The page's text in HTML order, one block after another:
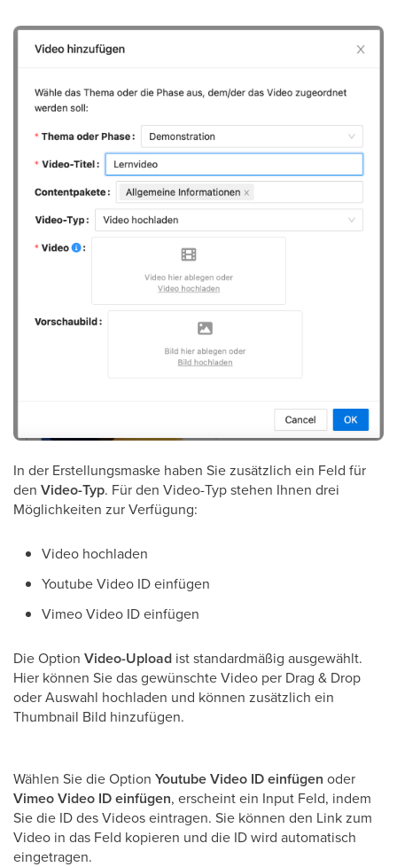
In der Erstellungsmaske haben Sie zusätzlich ein Feld für
den Video-Typ. Für den Video-Typ stehen Ihnen drei
Möglichkeiten zur Verfügung:
Video hochladen
Youtube Video ID einfügen
Vimeo Video ID einfügen
Die Option Video-Upload ist standardmäßig ausgewählt.
Hier können Sie das gewünschte Video per Drag & Drop
oder Auswahl hochladen und können zusätzlich ein
Thumbnail Bild hinzufügen.
Wählen Sie die Option Youtube Video ID einfügen oder
Vimeo Video ID einfügen, erscheint ein Input Feld, indem
Sie die ID des Videos eintragen. Sie können den Link zum
Video in das Feld kopieren und die ID wird automatisch
eingetragen.